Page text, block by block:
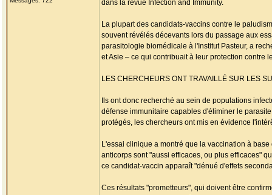
dans la revue Infection and Immunity.
La plupart des candidats-vaccins contre le
souvent révélés décevants lors du passage aux
parasitologie biomédicale à l'Institut Pasteur, a
et Asie – ce qui contribuait à leur protection contre
LES CHERCHEURS ONT TRAVAILLÉ SUR LES
Ils ont donc recherché au sein de populations
défense immunitaire capables d'éliminer le
protégés, les chercheurs ont mis en évidence
L'essai clinique a montré que la vaccination à
anticorps sont "aussi efficaces, ou plus efficaces"
ce candidat-vaccin apparaît "dénué d'effets
Ces résultats "prometteurs", qui doivent être